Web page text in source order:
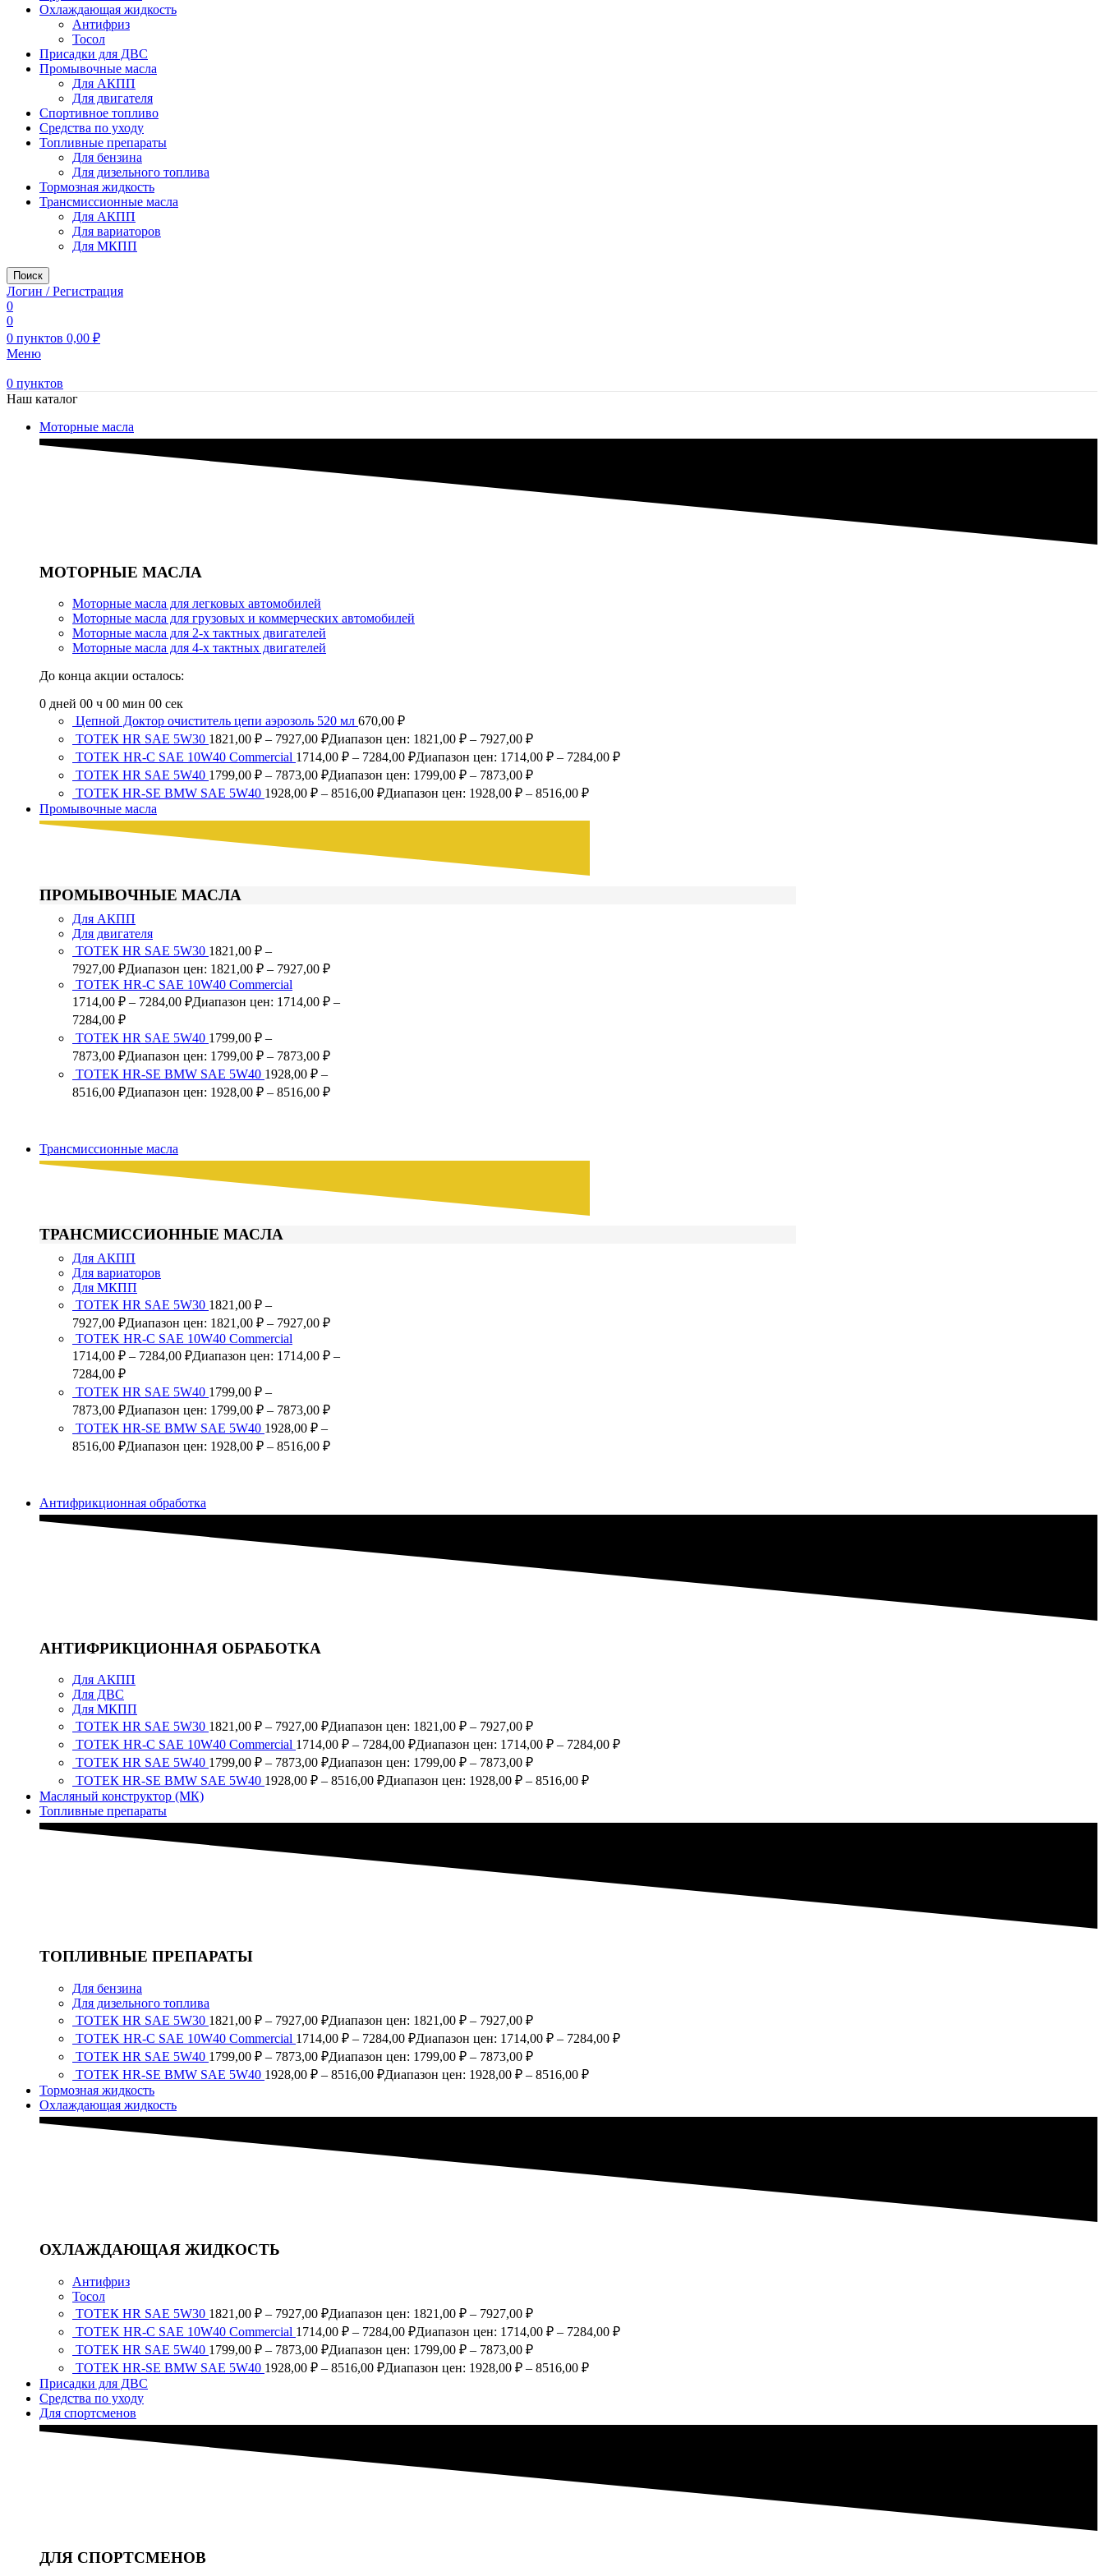
Охлаждающая жидкость
Антифриз
Тосол
Присадки для ДВС
Промывочные масла
Для АКПП
Для двигателя
Спортивное топливо
Средства по уходу
Топливные препараты
Для бензина
Для дизельного топлива
Тормозная жидкость
Трансмиссионные масла
Для АКПП
Для вариаторов
Для МКПП
Поиск
Логин / Регистрация
0
0
0 пунктов 0,00 ₽
Меню
0 пунктов
Наш каталог
Моторные масла
МОТОРНЫЕ МАСЛА
Моторные масла для легковых автомобилей
Моторные масла для грузовых и коммерческих автомобилей
Моторные масла для 2-х тактных двигателей
Моторные масла для 4-х тактных двигателей
До конца акции осталось:
0 дней 00 ч 00 мин 00 сек
Цепной Доктор очиститель цепи аэрозоль 520 мл 670,00 ₽
ТОТЕК HR SAE 5W30 1821,00 ₽ – 7927,00 ₽Диапазон цен: 1821,00 ₽ – 7927,00 ₽
TOTEK HR-C SAE 10W40 Commercial 1714,00 ₽ – 7284,00 ₽Диапазон цен: 1714,00 ₽ – 7284,00 ₽
ТОТЕК HR SAE 5W40 1799,00 ₽ – 7873,00 ₽Диапазон цен: 1799,00 ₽ – 7873,00 ₽
ТОТЕК HR-SE BMW SAE 5W40 1928,00 ₽ – 8516,00 ₽Диапазон цен: 1928,00 ₽ – 8516,00 ₽
Промывочные масла
ПРОМЫВОЧНЫЕ МАСЛА
Для АКПП
Для двигателя
ТОТЕК HR SAE 5W30 1821,00 ₽ –
7927,00 ₽Диапазон цен: 1821,00 ₽ – 7927,00 ₽
TOTEK HR-C SAE 10W40 Commercial
1714,00 ₽ – 7284,00 ₽Диапазон цен: 1714,00 ₽ –
7284,00 ₽
ТОТЕК HR SAE 5W40 1799,00 ₽ –
7873,00 ₽Диапазон цен: 1799,00 ₽ – 7873,00 ₽
ТОТЕК HR-SE BMW SAE 5W40 1928,00 ₽ –
8516,00 ₽Диапазон цен: 1928,00 ₽ – 8516,00 ₽
Трансмиссионные масла
ТРАНСМИССИОННЫЕ МАСЛА
Для АКПП
Для вариаторов
Для МКПП
ТОТЕК HR SAE 5W30 1821,00 ₽ –
7927,00 ₽Диапазон цен: 1821,00 ₽ – 7927,00 ₽
TOTEK HR-C SAE 10W40 Commercial
1714,00 ₽ – 7284,00 ₽Диапазон цен: 1714,00 ₽ –
7284,00 ₽
ТОТЕК HR SAE 5W40 1799,00 ₽ –
7873,00 ₽Диапазон цен: 1799,00 ₽ – 7873,00 ₽
ТОТЕК HR-SE BMW SAE 5W40 1928,00 ₽ –
8516,00 ₽Диапазон цен: 1928,00 ₽ – 8516,00 ₽
Антифрикционная обработка
АНТИФРИКЦИОННАЯ ОБРАБОТКА
Для АКПП
Для ДВС
Для МКПП
ТОТЕК HR SAE 5W30 1821,00 ₽ – 7927,00 ₽Диапазон цен: 1821,00 ₽ – 7927,00 ₽
TOTEK HR-C SAE 10W40 Commercial 1714,00 ₽ – 7284,00 ₽Диапазон цен: 1714,00 ₽ – 7284,00 ₽
ТОТЕК HR SAE 5W40 1799,00 ₽ – 7873,00 ₽Диапазон цен: 1799,00 ₽ – 7873,00 ₽
ТОТЕК HR-SE BMW SAE 5W40 1928,00 ₽ – 8516,00 ₽Диапазон цен: 1928,00 ₽ – 8516,00 ₽
Масляный конструктор (МК)
Топливные препараты
ТОПЛИВНЫЕ ПРЕПАРАТЫ
Для бензина
Для дизельного топлива
ТОТЕК HR SAE 5W30 1821,00 ₽ – 7927,00 ₽Диапазон цен: 1821,00 ₽ – 7927,00 ₽
TOTEK HR-C SAE 10W40 Commercial 1714,00 ₽ – 7284,00 ₽Диапазон цен: 1714,00 ₽ – 7284,00 ₽
ТОТЕК HR SAE 5W40 1799,00 ₽ – 7873,00 ₽Диапазон цен: 1799,00 ₽ – 7873,00 ₽
ТОТЕК HR-SE BMW SAE 5W40 1928,00 ₽ – 8516,00 ₽Диапазон цен: 1928,00 ₽ – 8516,00 ₽
Тормозная жидкость
Охлаждающая жидкость
ОХЛАЖДАЮЩАЯ ЖИДКОСТЬ
Антифриз
Тосол
ТОТЕК HR SAE 5W30 1821,00 ₽ – 7927,00 ₽Диапазон цен: 1821,00 ₽ – 7927,00 ₽
TOTEK HR-C SAE 10W40 Commercial 1714,00 ₽ – 7284,00 ₽Диапазон цен: 1714,00 ₽ – 7284,00 ₽
ТОТЕК HR SAE 5W40 1799,00 ₽ – 7873,00 ₽Диапазон цен: 1799,00 ₽ – 7873,00 ₽
ТОТЕК HR-SE BMW SAE 5W40 1928,00 ₽ – 8516,00 ₽Диапазон цен: 1928,00 ₽ – 8516,00 ₽
Присадки для ДВС
Средства по уходу
Для спортсменов
ДЛЯ СПОРТСМЕНОВ